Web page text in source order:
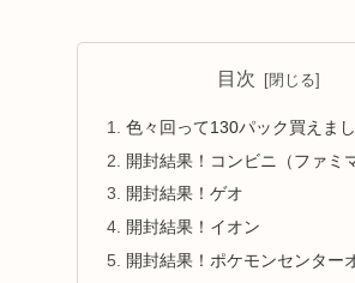
目次
色々回って130パック買えまし
開封結果！コンビニ（ファミマ
開封結果！ゲオ
開封結果！イオン
開封結果！ポケモンセンター